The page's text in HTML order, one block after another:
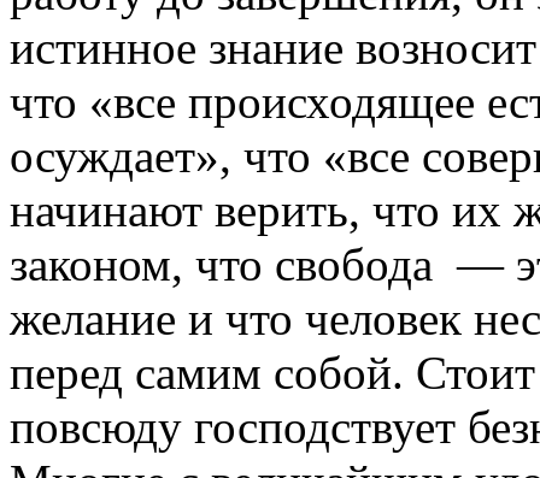
истинное знание
что «все происходящее
осуждает», что «все
начинают верить, что их
законом, что свобода —
желание и что человек
перед самим собой. Стоит
повсюду господствует